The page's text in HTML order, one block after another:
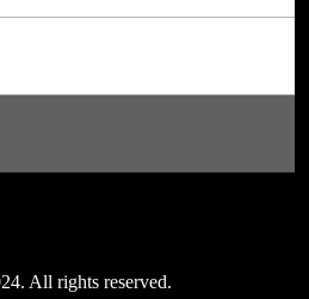
All rights reserved.